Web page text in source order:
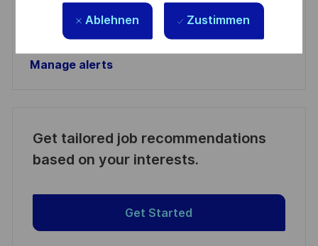
Ablehnen Zustimmen
Manage alerts
Manage alerts
Get tailored job recommendations
based on your interests.
Get Started